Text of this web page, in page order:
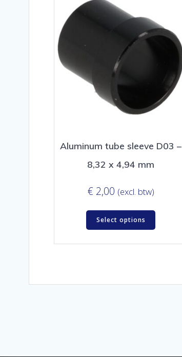
Aluminum tube sleeve D03 –
8,32 x 4,94 mm
€ 2,00 (excl. btw)
Select options